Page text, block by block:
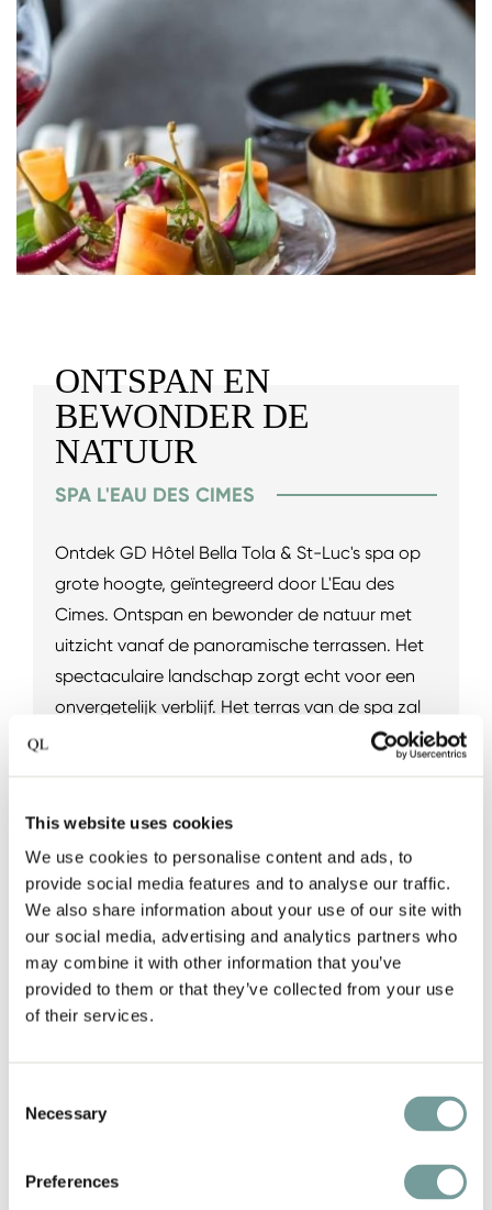
This website uses cookies
We use cookies to personalise content and ads, to
provide social media features and to analyse our traffic.
We also share information about your use of our site with
our social media, advertising and analytics partners who
may combine it with other information that you’ve
provided to them or that they’ve collected from your use
of their services.
Selection
Necessary
Preferences
ONTSPAN EN
BEWONDER DE
NATUUR
SPA L'EAU DES CIMES
Ontdek GD Hôtel Bella Tola & St-Luc's spa op
grote hoogte, geïntegreerd door L'Eau des
Cimes. Ontspan en bewonder de natuur met
uitzicht vanaf de panoramische terrassen. Het
spectaculaire landschap zorgt echt voor een
onvergetelijk verblijf. Het terras van de spa zal
je de tijd doen vergeten, het leven doen
geconfronteerd wordt met het prachtige
uitzicht.